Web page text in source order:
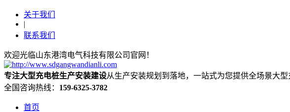
关于我们
|
联系我们
欢迎光临山东港湾电气科技有限公司官网！
专注大型充电桩生产安装建设从生产安装规划到落地，一站式为您提供全场景大型
全国咨询热线： 159-6325-3782
首页